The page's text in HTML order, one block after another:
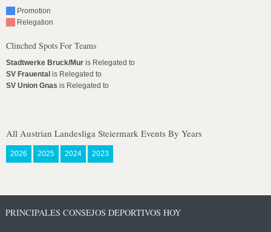
Promotion
Relegation
Clinched Spots For Teams
Stadtwerke Bruck/Muris Relegated to
SV Frauental is Relegated to
SV Union Gnas is Relegated to
All Austrian Landesliga Steiermark Events By Years
2026 2025 2024 2023
PRINCIPALES CONSEJOS DEPORTIVOS HOY